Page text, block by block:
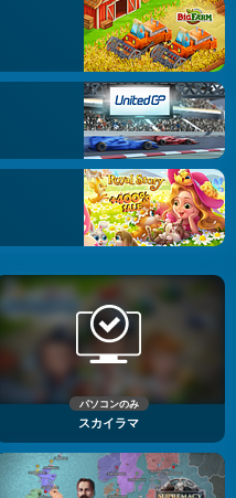
パソコンのみ
スカイラマ